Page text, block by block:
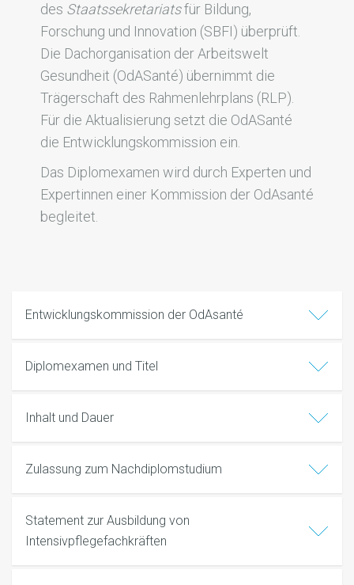
des Staatssekretariatsfür Bildung,
Forschung und Innovation (SBFI) überprüft.
Die Dachorganisation der Arbeitswelt
Gesundheit (OdASanté) übernimmt die
Trägerschaft des Rahmenlehrplans (RLP).
Für die Aktualisierung setzt die OdASanté
die Entwicklungskommission ein.
Das Diplomexamen wird durch Experten und
Expertinnen einer Kommission der OdAsanté
begleitet.
Entwicklungskommission der OdAsanté
Diplomexamen und Titel
Inhalt und Dauer
Zulassung zum Nachdiplomstudium
Statement zur Ausbildung von
Intensivpflegefachkräften